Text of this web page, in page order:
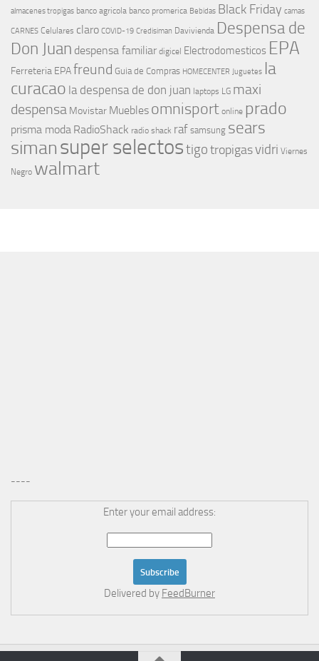
almacenes tropigas banco agricola banco promerica Bebidas Black Friday camas
CARNES Celulares claro COVID-19 Credisiman Davivienda Despensa de
Don Juan despensa familiar digicel Electrodomesticos EPA
Ferreteria EPAfreund Guia de Compras HOMECENTER Juguetes la
curacao la despensa de don juan laptops LG maxi
despensa Movistar Muebles omnisport online prado
prisma moda RadioShack radio shack raf samsung sears
simansuper selectostigotropigasvidri Viernes
Negro walmart
----
Enter your email address:
Delivered by FeedBurner